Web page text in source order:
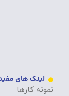
لینک های
نمونه کارها